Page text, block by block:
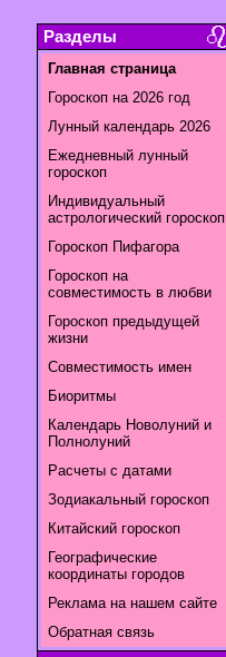
Разделы
Главная страница
Гороскоп на 2026 год
Лунный календарь 2026
Ежедневный лунный
гороскоп
Индивидуальный
астрологический гороскоп
Гороскоп Пифагора
Гороскоп на
совместимость в любви
Гороскоп предыдущей
жизни
Совместимость имен
Биоритмы
Календарь Новолуний и
Полнолуний
Расчеты с датами
Зодиакальный гороскоп
Китайский гороскоп
Географические
координаты городов
Реклама на нашем сайте
Обратная связь